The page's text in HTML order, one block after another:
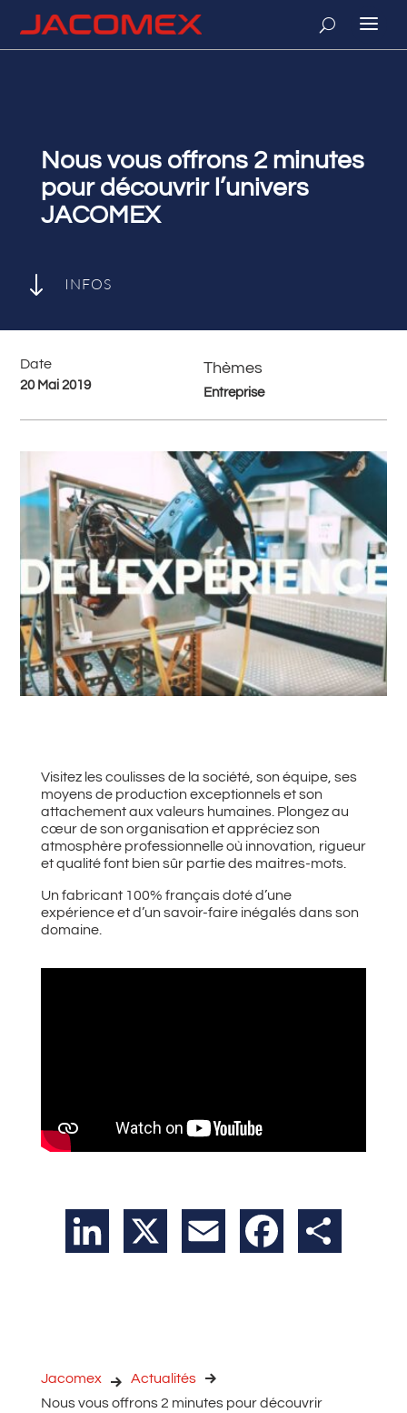
Nous vous offrons 2 minutes
pour découvrir l’univers
JACOMEX
" INFOS
Date
20 Mai 2019
Thèmes
Entreprise
# Retour à toutes les actualités
Visitez les coulisses de la société, son équipe, ses
moyens de production exceptionnels et son
attachement aux valeurs humaines. Plongez au
cœur de son organisation et appréciez son
atmosphère professionnelle où innovation, rigueur
et qualité font bien sûr partie des maitres-mots.
Un fabricant 100% français doté d’une
expérience et d’un savoir-faire inégalés dans son
domaine.
LinkedIn Email Facebook
Jacomex
Actualités
Nous vous offrons 2 minutes pour découvrir